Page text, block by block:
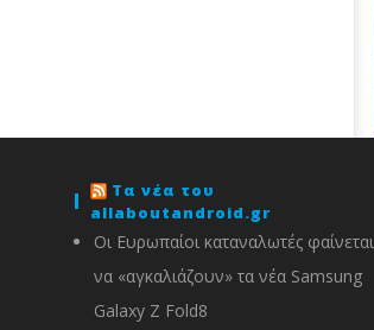
Τα νέα του
allaboutandroid.gr
Οι Ευρωπαίοι καταναλωτές φαίνεται
να «αγκαλιάζουν» τα νέα Samsung
Galaxy Z Fold8